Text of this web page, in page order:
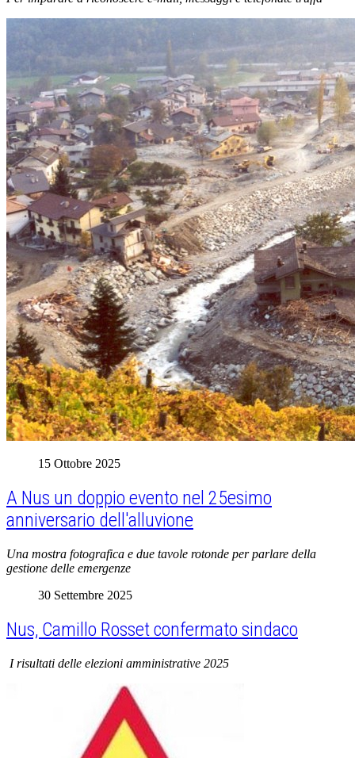
15 Ottobre 2025
A Nus un doppio evento nel 25esimo
anniversario dell'alluvione
Una mostra fotografica e due tavole rotonde per parlare della
gestione delle emergenze
30 Settembre 2025
Nus, Camillo Rosset confermato sindaco
I risultati delle elezioni amministrative 2025